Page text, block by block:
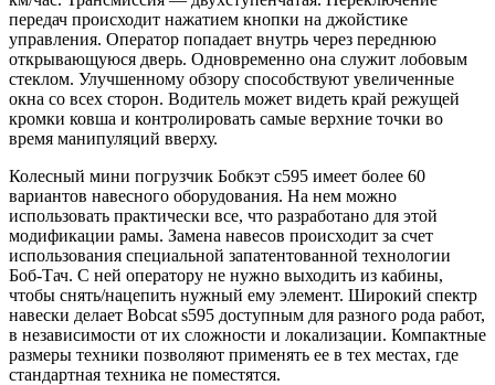
передач происходит нажатием кнопки на джойстике
управления. Оператор попадает внутрь через переднюю
открывающуюся дверь. Одновременно она служит лобовым
стеклом. Улучшенному обзору способствуют увеличенные
окна со всех сторон. Водитель может видеть край режущей
кромки ковша и контролировать самые верхние точки во
время манипуляций вверху.
Колесный мини погрузчик Бобкэт с595 имеет более 60
вариантов навесного оборудования. На нем можно
использовать практически все, что разработано для этой
модификации рамы. Замена навесов происходит за счет
использования специальной запатентованной технологии
Боб-Тач. С ней оператору не нужно выходить из кабины,
чтобы снять/нацепить нужный ему элемент. Широкий спектр
навески делает Bobcat s595 доступным для разного рода работ,
в независимости от их сложности и локализации. Компактные
размеры техники позволяют применять ее в тех местах, где
стандартная техника не поместятся.